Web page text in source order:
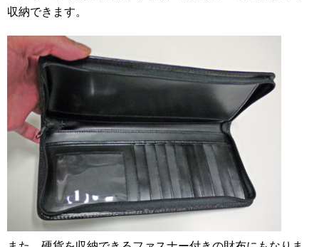
収納できます。